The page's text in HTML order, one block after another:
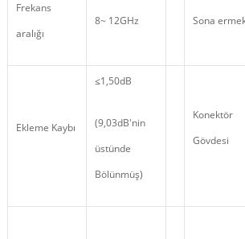
Frekans
aralığı
8~ 12GHz Sona
Ekleme Kaybı
≤1,50dB
(9,03dB'nin
üstünde
Bölünmüş)
Konektör
Gövdesi